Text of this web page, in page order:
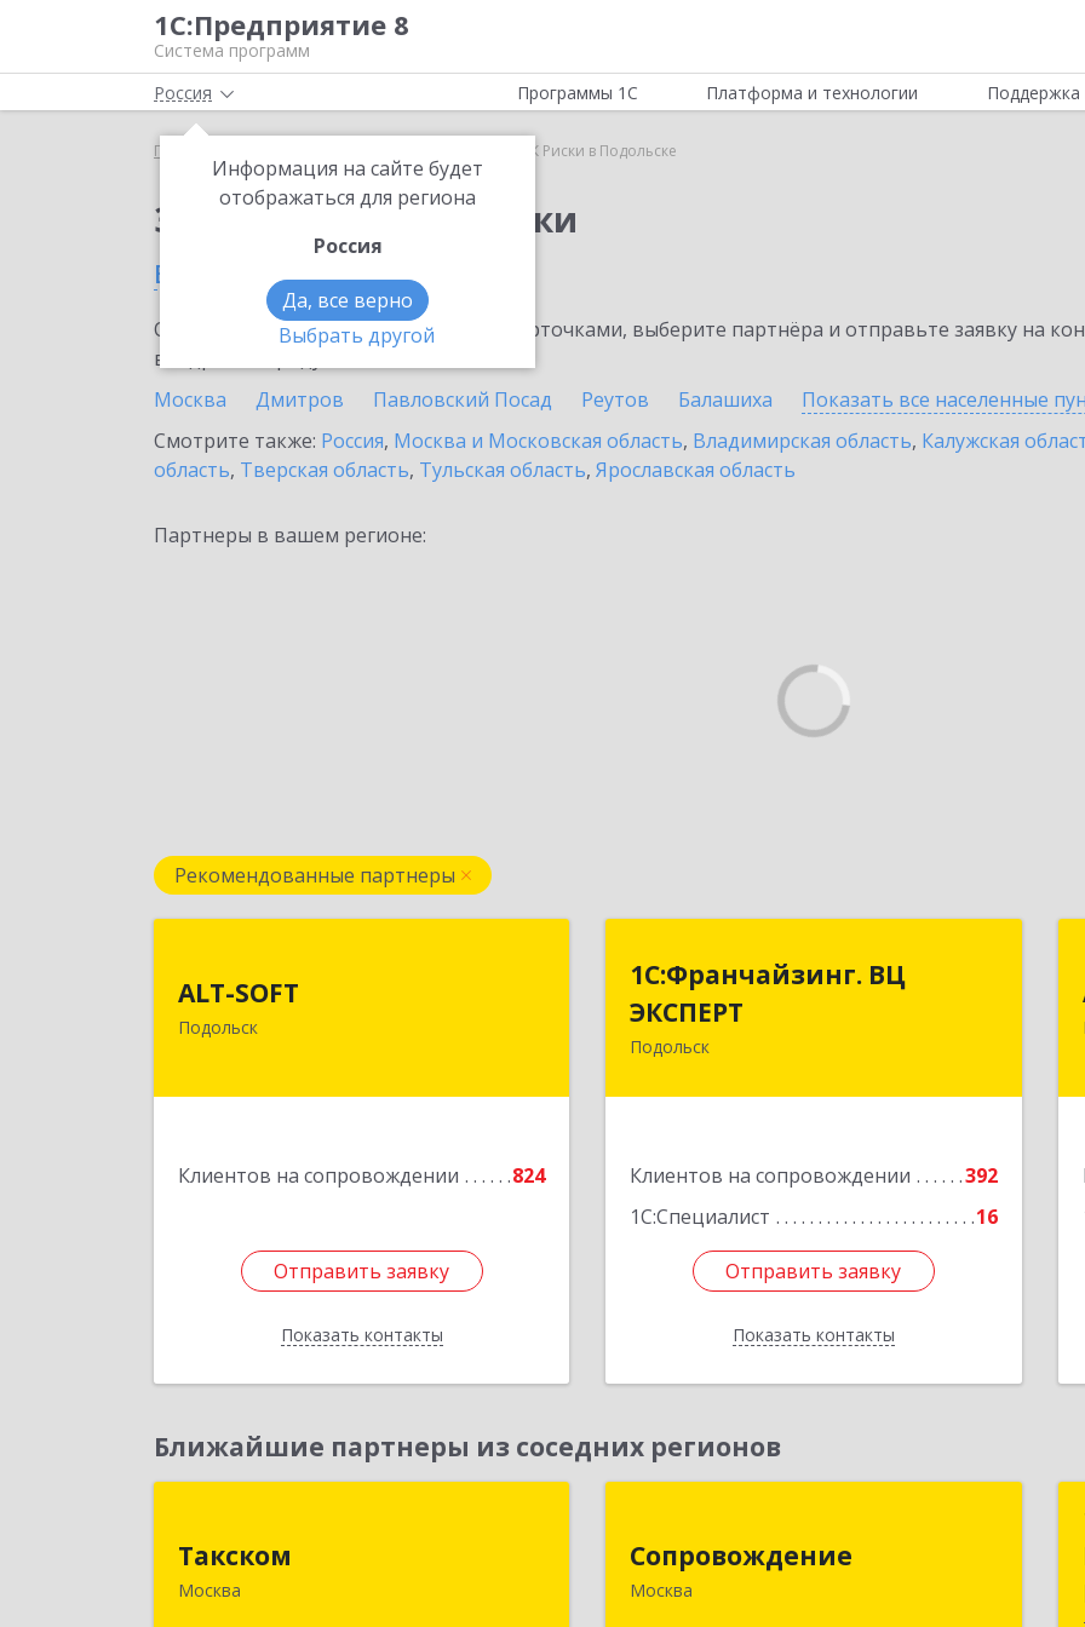
1С:Предприятие 8
Система программ
Россия
Информация на сайте будет
отображаться для региона
Россия
Да, все верно
Выбрать другой
Программы 1С Платформа и технологии Поддержка
Главная 1СПАРК Риски в Подольске
Заказать 1СПАРК Риски
в Подольске
Ознакомьтесь с информационными карточками, выберите партнёра и отправьте заявку на
внедрение продукта.
Москва
Дмитров Павловский Посад Реутов Балашиха Показать все населенные
Смотрите также: Россия, Москва и Московская область, Владимирская область, Калужская
область, Тверская область, Тульская область, Ярославская область
Партнеры в вашем регионе:
Рекомендованные партнеры
ALT-SOFT
Подольск
Клиентов на сопровождении 824
Отправить заявку
Показать контакты
Советская ул, дом № 41/5, оф.17
Подробнее
Отправить заявку
Назад
1С:Франчайзинг. ВЦ
ЭКСПЕРТ
Подольск
Клиентов на сопровождении
392
1С:Специалист
16
Отправить заявку
Показать контакты
1С:Франчайзинг. ВЦ
ЭКСПЕРТ
Подробнее
Отправить заявку
Назад
Ближайшие партнеры из соседних регионов
Такском
Москва
Сопровождение
Москва
117198, Москва г, Саморы Машела ул,